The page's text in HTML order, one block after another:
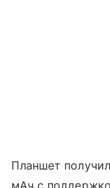
Планшет
мАч с